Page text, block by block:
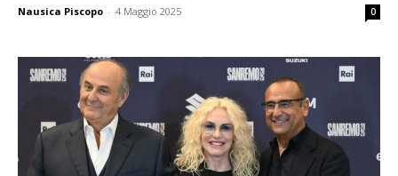
Nausica Piscopo - 4 Maggio 2025 0